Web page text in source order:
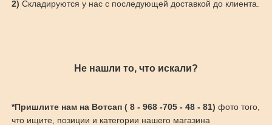
2) Складируются у нас с последующей доставкой до клиента.
Не нашли то, что искали?
*Пришлите нам на Вотсап ( 8 - 968 -705 - 48 - 81) фото того,
что ищите, позиции и категории нашего магазина